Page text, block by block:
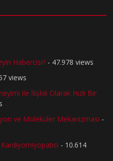
Habercisi? - 47.978 views
views
ile İlişkili Olarak Hızlı Bir
ve Moleküler Mekanizması -
Kardiyomiyopatisi - 10.614